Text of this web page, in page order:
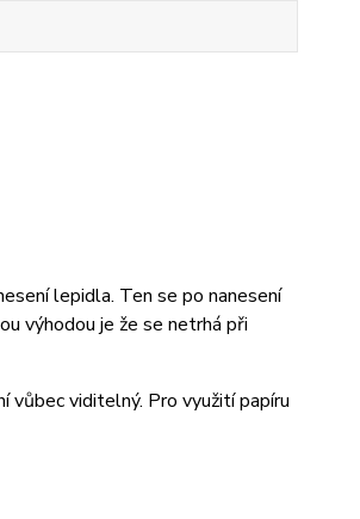
lepidla. Ten se po nanesení
výhodou je že se netrhá při
vůbec viditelný. Pro využití papíru